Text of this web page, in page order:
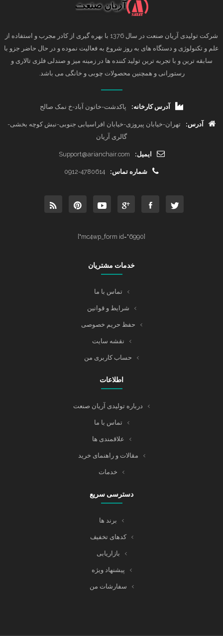
شرکت تولیدی آریان صنعت در سال 1376 با بهره گیری از کادر مجرب و استفاده از
علم و تکنولوژی و دستگاه های به روز شروع به فعالیت نموده و در حال حاضر جزو با
سابقه ترین و با تجربه ترین تولید کننده ها در زمینه میز و صندلی فلزی تالاری و
رستورانی و همچنین محصولات چوبی و خانگی می باشد.
آدرس کارخانه: پاکدشت-خاتون آباد-خ نمک صالح
آدرس:
تهران-خیابان پیروزی-خیابان افراسیابی جنوبی-نبش کوچه بخشی-
گالری آریان
ایمیل: Support@arianchair.com
شماره تماس: 0912-4780614
[mc4wp_form id="6990"]
خدمات مشتریان
تماس با ما
شرایط و قوانین
حفظ حریم خصوصی
نقشه سایت
حساب کاربری من
اطلاعات
درباره تولیدی آریان صنعت
تماس با ما
علاقمندی ها
مقالات و راهنمای خرید
خدمات
دسترسی سریع
برند ها
کدهای تخفیف
بازاریابی
پیشنهاد ویژه
سفارشات من